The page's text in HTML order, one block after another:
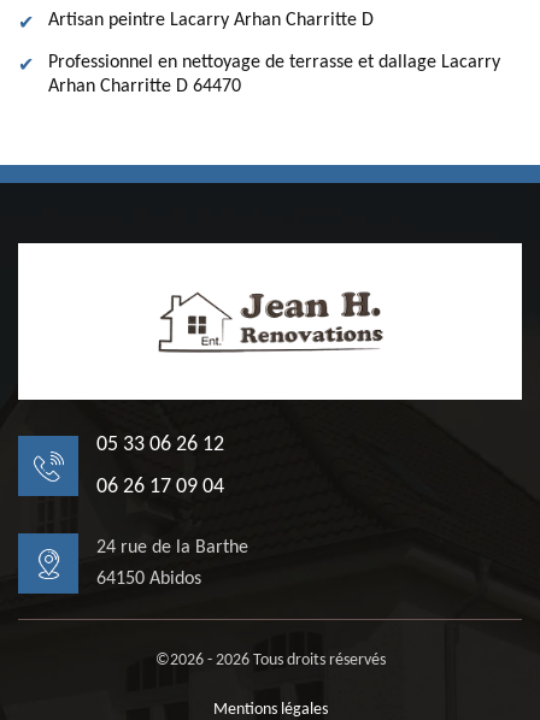
Artisan peintre Lacarry Arhan Charritte D
Professionnel en nettoyage de terrasse et dallage Lacarry
Arhan Charritte D 64470
05 33 06 26 12
06 26 17 09 04
24 rue de la Barthe
64150 Abidos
©2026 - 2026 Tous droits réservés
Mentions légales